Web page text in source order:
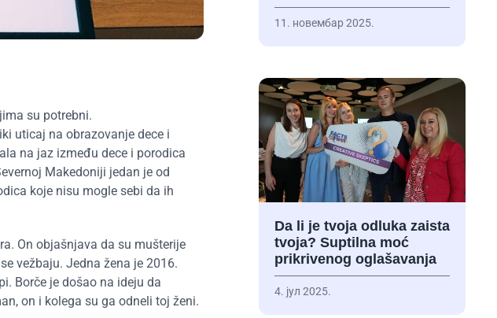
su potrebni.
uticaj na obrazovanje dece i
na jaz između dece i porodica
Makedoniji jedan je od
koje nisu mogle sebi da ih
On objašnjava da su mušterije
vežbaju. Jedna žena je 2016.
Borče je došao na ideju da
on i kolega su ga odneli toj ženi.
11. новембар 2025.
Da li je tvoja odluka zaista
tvoja? Suptilna moć
prikrivenog oglašavanja
4. јул 2025.